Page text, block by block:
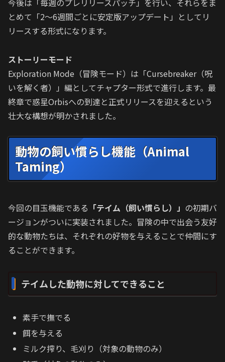
今後は「毎週のプレリリースパッチ」を行い、それらをま
とめて「2〜6週間ごとに安定版アップデート」としてリ
リースする形式になります。
ストーリーモード
Exploration Mode（冒険モード）は「Cursebreaker（呪
いを解く者）」編としてチャプター形式で進行します。最
終章で惑星Orbisへの到達と正式リリースを迎えるという
壮大な構想が明かされました。
動物の飼い慣らし機能（Animal
Taming）
今回の目玉機能である 「テイム（飼い慣らし）」 の初期バ
ージョンがついに実装されました。冒険の中で出会う友好
的な動物たちは、それぞれの好物を与えることで仲間にす
ることができます。
テイムした動物に対してできること
素手で撫でる
餌を与える
ミルク搾り、毛刈り（対象の動物のみ）